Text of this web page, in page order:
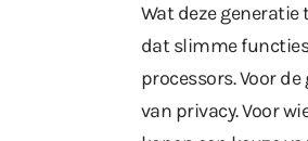
Wat deze generatie
dat slimme
processors. Voor
van privacy. Voor